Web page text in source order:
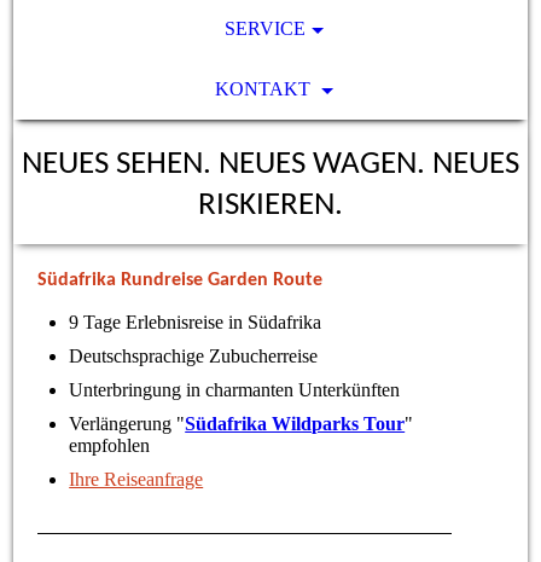
SERVICE
KONTAKT
NEUES SEHEN. NEUES WAGEN. NEUES
RISKIEREN.
Südafrika Rundreise Garden Route
9 Tage Erlebnisreise in Südafrika
Deutschsprachige Zubucherreise
Unterbringung in charmanten Unterkünften
Verlängerung "Südafrika Wildparks Tour"
empfohlen
Ihre Reiseanfrage